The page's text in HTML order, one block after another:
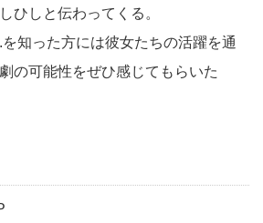
ひしと伝わってくる。
知った方には彼女たちの活躍を通
の可能性をぜひ感じてもらいた